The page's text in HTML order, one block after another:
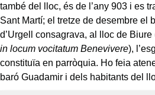
també del lloc, és de l’any 903 i es
Sant Martí; el tretze de desembre el
d’Urgell consagrava, al lloc de Biure
in locum vocitatum Benevivere),
constituïa en parròquia. Ho feia
baró Guadamir i dels habitants del